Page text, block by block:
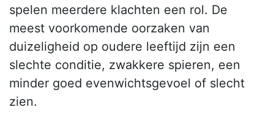
spelen meerdere klachten een rol. De
meest voorkomende oorzaken van
duizeligheid op oudere leeftijd zijn een
slechte conditie, zwakkere spieren, een
minder goed evenwichtsgevoel of slecht
zien.